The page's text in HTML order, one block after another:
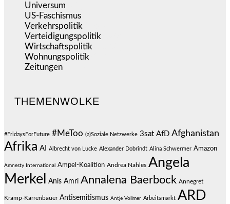
Universum
US-Faschismus
Verkehrspolitik
Verteidigungspolitik
Wirtschaftspolitik
Wohnungspolitik
Zeitungen
THEMENWOLKE
#FridaysForFuture #MeToo (a)Soziale Netzwerke 3sat AfD Afghanistan
Afrika AI Albrecht von Lucke Alexander Dobrindt Alina Schwermer Amazon
Amnesty International Ampel-Koalition Andrea Nahles Angela
Merkel
Anis Amri Annalena Baerbock Annegret
Kramp-Karrenbauer Antisemitismus Antje Vollmer Arbeitsmarkt ARD